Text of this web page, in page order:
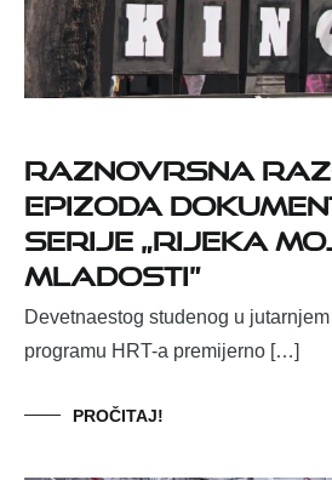
Raznovrsna
epizoda
serije „Rijeka
mladosti”
Devetnaestog studenog u
programu HRT-a premijerno […]
PROČITAJ!